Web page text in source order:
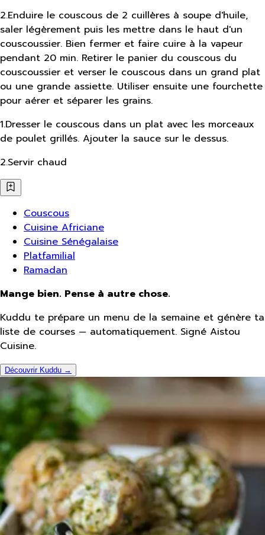
2.Enduire le couscous de 2 cuillères à soupe d'huile,
saler légèrement puis les mettre dans le haut d'un
couscoussier. Bien fermer et faire cuire à la vapeur
pendant 20 min. Retirer le panier du couscous du
couscoussier et verser le couscous dans un grand plat
ou une grande assiette. Utiliser ensuite une fourchette
pour aérer et séparer les grains.
1.Dresser le couscous dans un plat avec les morceaux
de poulet grillés. Ajouter la sauce sur le dessus.
2.Servir chaud
Couscous
Cuisine Africiane
Cuisine Sénégalaise
Platfamilial
Ramadan
Mange bien. Pense à autre chose.
Kuddu te prépare un menu de la semaine et génère ta
liste de courses — automatiquement. Signé Aistou
Cuisine.
Découvrir Kuddu →